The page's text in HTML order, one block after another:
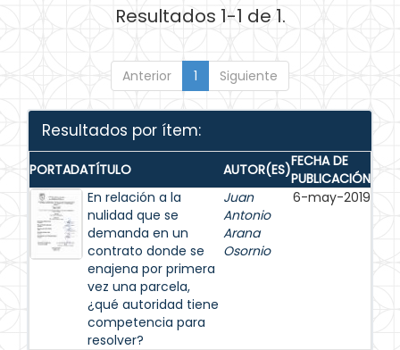
Resultados 1-1 de 1.
Anterior 1 Siguiente
Resultados por ítem:
PORTADATÍTULO AUTOR(ES)FECHA DE
PUBLICACIÓN
En relación a la
nulidad que se
demanda en un
contrato donde se
enajena por primera
vez una parcela,
¿qué autoridad tiene
competencia para
resolver?
Juan
Antonio
Arana
Osornio
6-may-2019